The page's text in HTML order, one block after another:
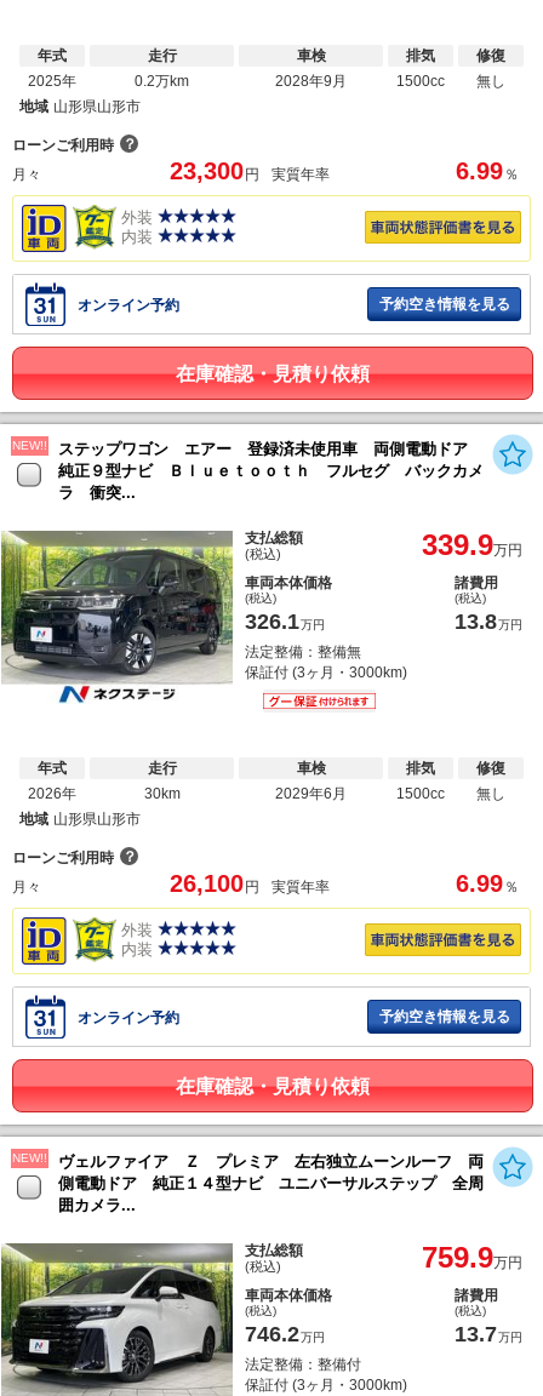
年式
2025年
走行
0.2万km
車検
2028年9月
排気
1500cc
修復
無し
地域 山形県山形市
ローンご利用時 ？
月々
23,300円 実質年率 6.99 ％
外装
内装
オンライン予約 予約空き情報を見る
在庫確認・見積り依頼
NEW!!
ステップワゴン エアー 登録済未使用車 両側電動ドア
純正９型ナビ Ｂｌｕｅｔｏｏｔｈ フルセグ バックカメ
ラ 衝突...
支払総額
(税込) 339.9万円
車両本体価格
(税込)
326.1万円
諸費用
(税込)
13.8万円
法定整備：整備無
保証付 (3ヶ月・3000km)
年式
2026年
走行
30km
車検
2029年6月
排気
1500cc
修復
無し
地域 山形県山形市
ローンご利用時 ？
月々
26,100 円 実質年率 6.99 ％
外装
内装
オンライン予約 予約空き情報を見る
在庫確認・見積り依頼
NEW!!
ヴェルファイア Ｚ プレミア 左右独立ムーンルーフ 両
側電動ドア 純正１４型ナビ ユニバーサルステップ 全周
囲カメラ...
支払総額
(税込) 759.9万円
車両本体価格
(税込)
746.2万円
諸費用
(税込)
13.7万円
法定整備：整備付
保証付 (3ヶ月・3000km)